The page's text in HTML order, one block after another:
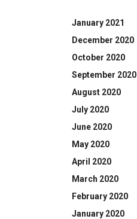
January 2021
December 2020
October 2020
September 2020
August 2020
July 2020
June 2020
May 2020
April 2020
March 2020
February 2020
January 2020